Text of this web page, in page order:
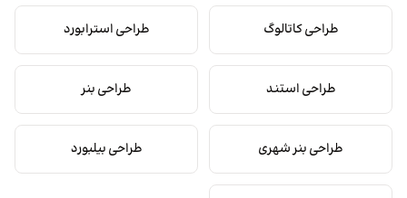
طراحی کاتالوگ طراحی استرابورد
طراحی استند طراحی بنر
طراحی بنر شهری طراحی بیلبورد